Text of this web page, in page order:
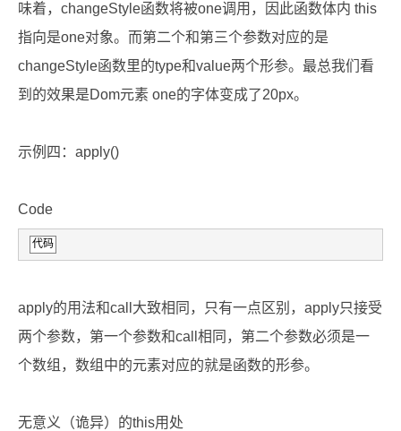
味着，changeStyle函数将被one调用，因此函数体内 this
指向是one对象。而第二个和第三个参数对应的是
changeStyle函数里的type和value两个形参。最总我们看
到的效果是Dom元素 one的字体变成了20px。
示例四：apply()
Code
代码
apply的用法和call大致相同，只有一点区别，apply只接受
两个参数，第一个参数和call相同，第二个参数必须是一
个数组，数组中的元素对应的就是函数的形参。
无意义（诡异）的this用处